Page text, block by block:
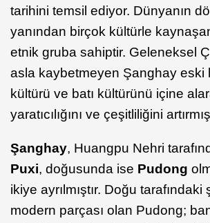
tarihini temsil ediyor. Dünyanın
yanından birçok kültürle
etnik gruba sahiptir. Geleneksel
asla kaybetmeyen Şanghay eski
kültürü ve batı kültürünü içine
yaratıcılığını ve çeşitliliğini
Şanghay, Huangpu Nehri
Puxi, doğusunda ise Pudong
ikiye ayrılmıştır. Doğu tarafındaki
modern parçası olan Pudong;